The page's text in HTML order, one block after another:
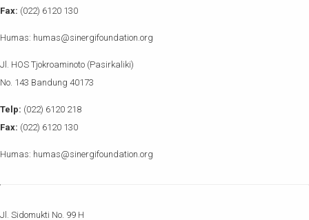
Fax: (022) 6120 130
Humas: humas@sinergifoundation.org
Jl. HOS Tjokroaminoto (Pasirkaliki)
No. 143 Bandung 40173
Telp: (022) 6120 218
Fax: (022) 6120 130
Humas: humas@sinergifoundation.org
Jl. Sidomukti No. 99 H